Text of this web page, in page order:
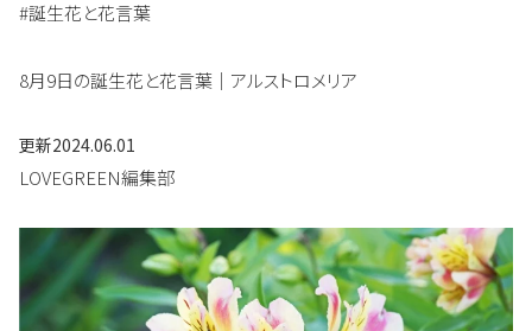
#誕生花と花言葉
8月9日の誕生花と花言葉｜アルストロメリア
更新2024.06.01
LOVEGREEN編集部